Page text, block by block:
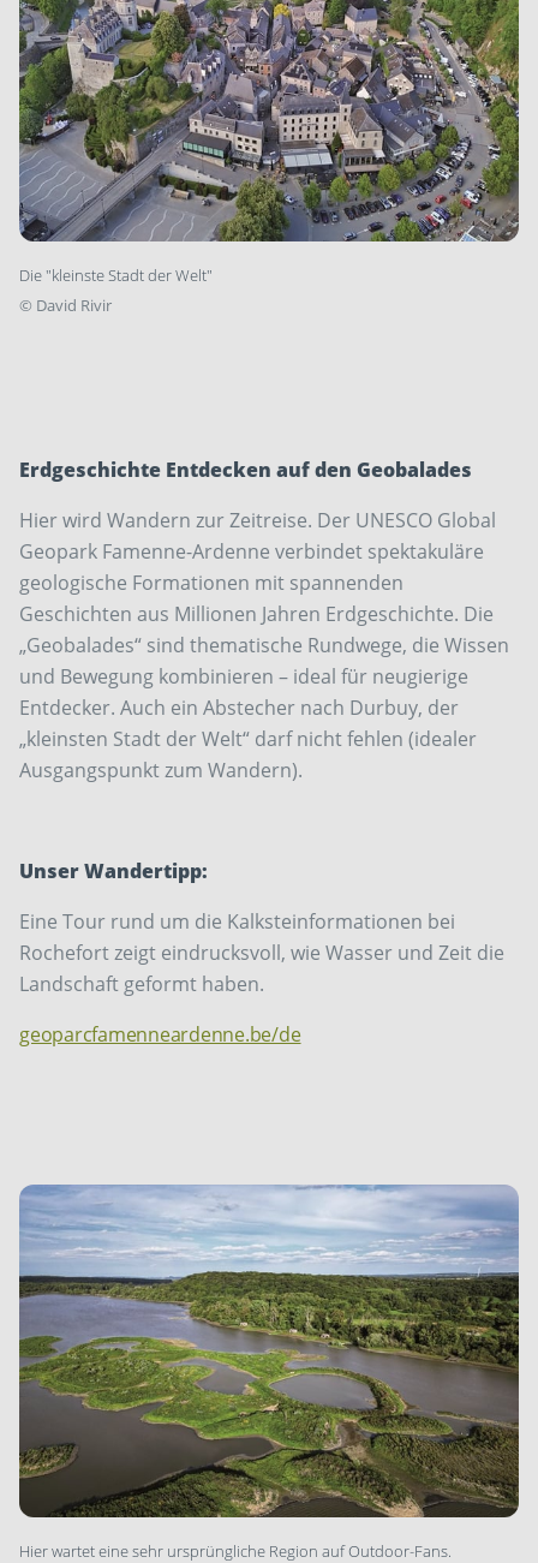
Die "kleinste Stadt der Welt"
© David Rivir
Erdgeschichte Entdecken auf den Geobalades
Hier wird Wandern zur Zeitreise. Der UNESCO Global
Geopark Famenne-Ardenne verbindet spektakuläre
geologische Formationen mit spannenden
Geschichten aus Millionen Jahren Erdgeschichte. Die
„Geobalades“ sind thematische Rundwege, die Wissen
und Bewegung kombinieren – ideal für neugierige
Entdecker. Auch ein Abstecher nach Durbuy, der
„kleinsten Stadt der Welt“ darf nicht fehlen ­(idealer
Ausgangspunkt zum Wandern).
Unser Wandertipp:
Eine Tour rund um die Kalksteinformationen bei
Rochefort zeigt eindrucksvoll, wie Wasser und Zeit die
Landschaft geformt haben.
geoparcfamenneardenne.be/de
Hier wartet eine sehr ursprüngliche Region auf Outdoor-Fans.